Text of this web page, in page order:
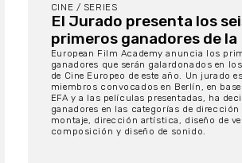
CINE / SERIES
El Jurado presenta los
primeros ganadores de la
European Film Academy anuncia los
ganadores que serán galardonados en
de Cine Europeo de este año. Un jurado
miembros convocados en Berlín, en
EFA y a las películas presentadas, ha
ganadores en las categorías de
montaje, dirección artística, diseño de
composición y diseño de sonido.